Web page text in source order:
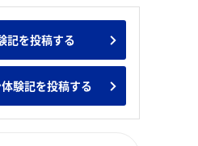
みんなのインターン人気企業ランキ
記を投稿する
験記を投稿する